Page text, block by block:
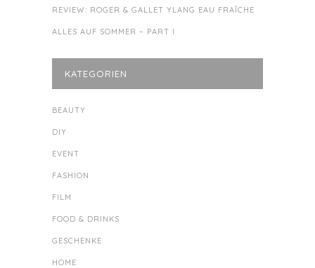
REVIEW: ROGER & GALLET YLANG EAU FRAÎCHE
ALLES AUF SOMMER – PART I
KATEGORIEN
BEAUTY
DIY
EVENT
FASHION
FILM
FOOD & DRINKS
GESCHENKE
HOME